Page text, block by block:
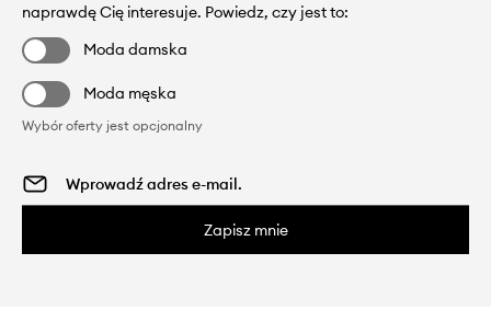
naprawdę Cię interesuje. Powiedz, czy jest to:
Moda damska
Moda męska
Wybór oferty jest opcjonalny
Zapisz mnie